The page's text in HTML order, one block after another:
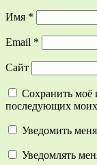
Имя *
Email *
Сайт
Сохранить моё
последующих
Уведомить
Уведомлять